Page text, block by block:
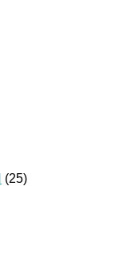
(25)